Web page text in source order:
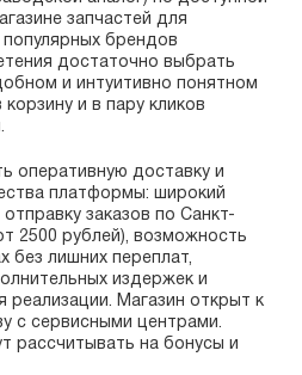
запчастей для
брендов
достаточно выбрать
и интуитивно понятном
и в пару кликов
оперативную доставку и
платформы: широкий
заказов по Санкт-
2500 рублей), возможность
без лишних переплат,
издержек и
реализации. Магазин открыт к
с сервисными центрами.
рассчитывать на бонусы и